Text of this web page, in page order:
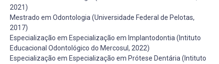
2021)
Mestrado em Odontologia (Universidade Federal de Pelotas,
2017)
Especialização em Especialização em Implantodontia (Intituto
Educacional Odontológico do Mercosul, 2022)
Especialização em Especialização em Prótese Dentária (Intituto